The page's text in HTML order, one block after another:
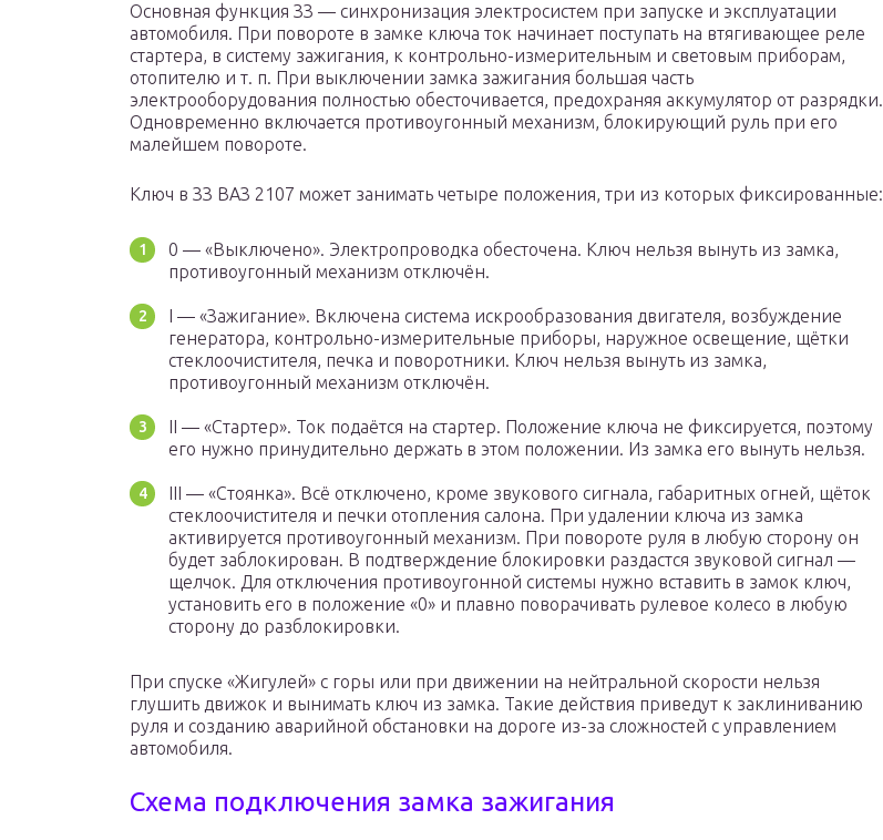
Основная функция ЗЗ — синхронизация электросистем при запуске и эксплуатации
автомобиля. При повороте в замке ключа ток начинает поступать на втягивающее реле
стартера, в систему зажигания, к контрольно-измерительным и световым приборам,
отопителю и т. п. При выключении замка зажигания большая часть
электрооборудования полностью обесточивается, предохраняя аккумулятор от разрядки.
Одновременно включается противоугонный механизм, блокирующий руль при его
малейшем повороте.
Ключ в ЗЗ ВАЗ 2107 может занимать четыре положения, три из которых фиксированные:
0 — «Выключено». Электропроводка обесточена. Ключ нельзя вынуть из замка,
противоугонный механизм отключён.
I — «Зажигание». Включена система искрообразования двигателя, возбуждение
генератора, контрольно-измерительные приборы, наружное освещение, щётки
стеклоочистителя, печка и поворотники. Ключ нельзя вынуть из замка,
противоугонный механизм отключён.
II — «Стартер». Ток подаётся на стартер. Положение ключа не фиксируется, поэтому
его нужно принудительно держать в этом положении. Из замка его вынуть нельзя.
III — «Стоянка». Всё отключено, кроме звукового сигнала, габаритных огней, щёток
стеклоочистителя и печки отопления салона. При удалении ключа из замка
активируется противоугонный механизм. При повороте руля в любую сторону он
будет заблокирован. В подтверждение блокировки раздастся звуковой сигнал —
щелчок. Для отключения противоугонной системы нужно вставить в замок ключ,
установить его в положение «0» и плавно поворачивать рулевое колесо в любую
сторону до разблокировки.
При спуске «Жигулей» с горы или при движении на нейтральной скорости нельзя
глушить движок и вынимать ключ из замка. Такие действия приведут к заклиниванию
руля и созданию аварийной обстановки на дороге из-за сложностей с управлением
автомобиля.
Схема подключения замка зажигания